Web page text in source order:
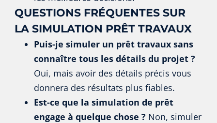
QUESTIONS FRÉQUENTES SUR
LA SIMULATION PRÊT TRAVAUX
Puis-je simuler un prêt travaux sans
connaître tous les détails du projet ?
Oui, mais avoir des détails précis vous
donnera des résultats plus fiables.
Est-ce que la simulation de prêt
engage à quelque chose ? Non, simuler